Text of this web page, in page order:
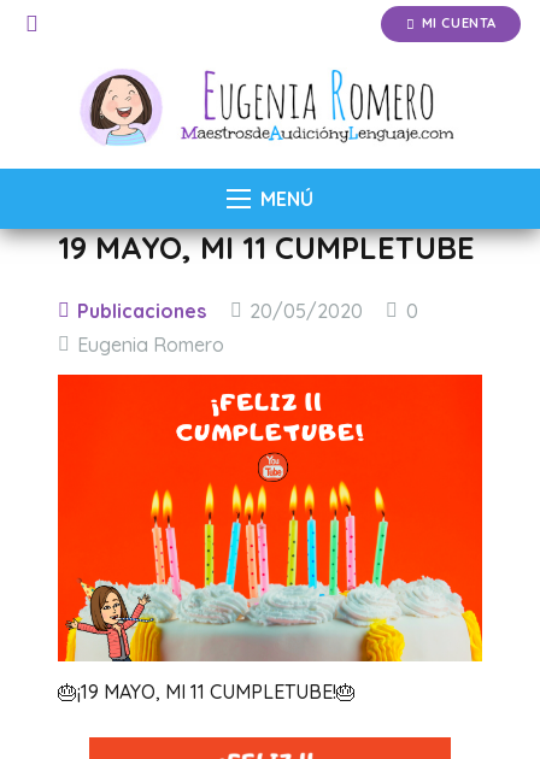
MI CUENTA
MENÚ
19 MAYO, MI 11 CUMPLETUBE
Publicaciones 20/05/2020
0
Eugenia Romero
🎂¡19 MAYO, MI 11 CUMPLETUBE!🎂